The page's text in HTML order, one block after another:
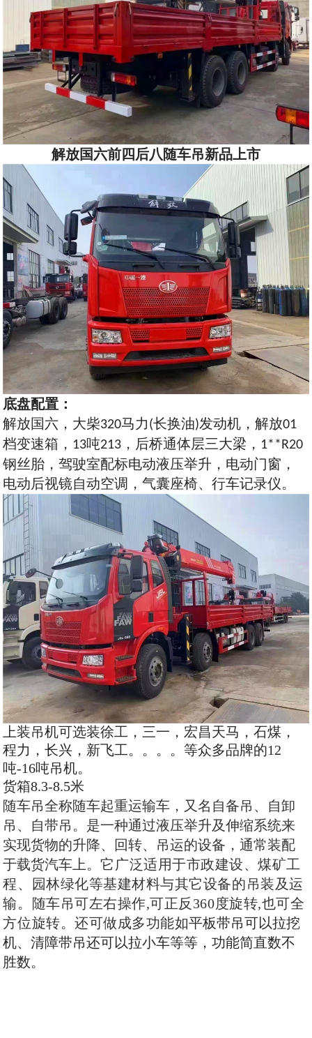
解放国六前四后八随车吊新品上市
底盘配置：
解放国六，大柴320马力 (长换油)发动机 ，解放01
档变速箱， 13吨213 ，后桥通体层三大梁， 1**R20
钢丝胎，驾驶室配标电动液压举升，电动门窗，
电动后视镜自动空调，气囊座椅、行车记录仪。
上装吊机可选装徐工，三一，宏昌天马，石煤，
程力，长兴，新飞工。。。。等众多品牌的12
吨-16吨吊机。
货箱8.3-8.5米
随车吊全称随车起重运输车，又名自备吊、自卸
吊、自带吊。是一种通过液压举升及伸缩系统来
实现货物的升降、回转、吊运的设备，通常装配
于载货汽车上。它广泛适用于市政建设、煤矿工
程、园林绿化等基建材料与其它设备的吊装及运
输。随车吊可左右操作,可正反360度旋转,也可全
方位旋转。还可做成多功能如平板带吊可以拉挖
机、清障带吊还可以拉小车等等，功能简直数不
胜数。